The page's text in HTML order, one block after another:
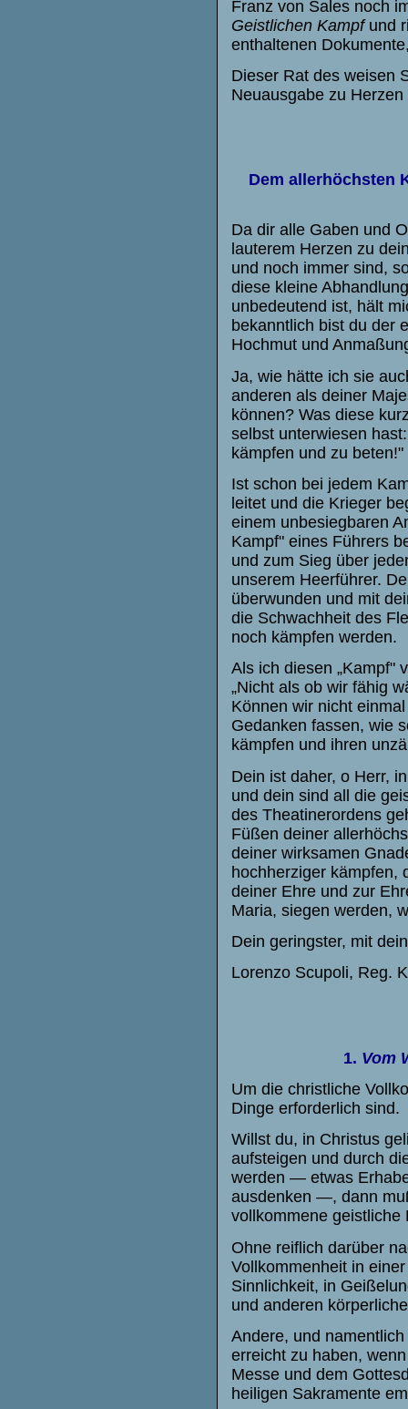
Franz von Sales noch
Geistlichen Kampf und
enthaltenen
Dieser Rat des weisen
Neuausgabe zu Herzen
Dem allerhöchsten
Da dir alle Gaben und
lauterem Herzen zu
und noch immer sind,
diese kleine
unbedeutend ist, hält
bekanntlich bist du der
Hochmut und
Ja, wie hätte ich sie
anderen als deiner
können? Was diese
selbst unterwiesen
kämpfen und zu beten!"
Ist schon bei jedem
leitet und die Krieger
einem unbesiegbaren
Kampf" eines Führers
und zum Sieg über
unserem Heerführer.
überwunden und mit
die Schwachheit des
noch kämpfen werden.
Als ich diesen „Kampf"
„Nicht als ob wir fähig
Können wir nicht
Gedanken fassen, wie
kämpfen und ihren
Dein ist daher, o Herr,
und dein sind all die
des Theatinerordens
Füßen deiner
deiner wirksamen
hochherziger kämpfen,
deiner Ehre und zur
Maria, siegen werden,
Dein geringster, mit
Lorenzo Scupoli, Reg.
1. Vom
Um die christliche
Dinge erforderlich sind.
Willst du, in Christus
aufsteigen und durch
werden — etwas
ausdenken —, dann
vollkommene geistliche
Ohne reiflich darüber
Vollkommenheit in
Sinnlichkeit, in
und anderen
Andere, und
erreicht zu haben,
Messe und dem
heiligen Sakramente